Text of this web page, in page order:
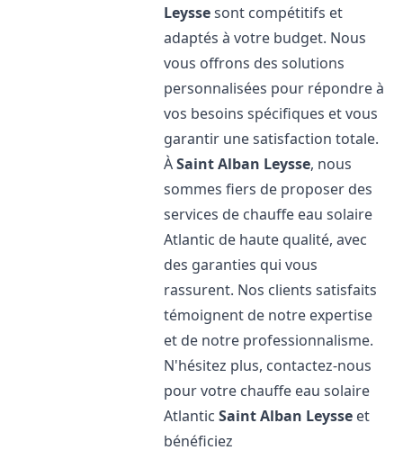
Leyssesont compétitifs et
adaptés à votre budget. Nous
vous offrons des solutions
personnalisées pour répondre à
vos besoins spécifiques et vous
garantir une satisfaction totale.
ÀSaint Alban Leysse, nous
sommes fiers de proposer des
services de chauffe eau solaire
Atlantic de haute qualité, avec
des garanties qui vous
rassurent. Nos clients satisfaits
témoignent de notre expertise
et de notre professionnalisme.
N'hésitez plus, contactez-nous
pour votre chauffe eau solaire
AtlanticSaint Alban Leysse et
bénéficiez